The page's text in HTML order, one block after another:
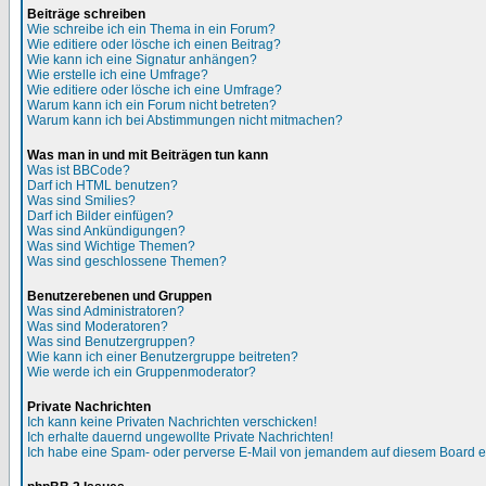
Beiträge schreiben
Wie schreibe ich ein Thema in ein Forum?
Wie editiere oder lösche ich einen Beitrag?
Wie kann ich eine Signatur anhängen?
Wie erstelle ich eine Umfrage?
Wie editiere oder lösche ich eine Umfrage?
Warum kann ich ein Forum nicht betreten?
Warum kann ich bei Abstimmungen nicht mitmachen?
Was man in und mit Beiträgen tun kann
Was ist BBCode?
Darf ich HTML benutzen?
Was sind Smilies?
Darf ich Bilder einfügen?
Was sind Ankündigungen?
Was sind Wichtige Themen?
Was sind geschlossene Themen?
Benutzerebenen und Gruppen
Was sind Administratoren?
Was sind Moderatoren?
Was sind Benutzergruppen?
Wie kann ich einer Benutzergruppe beitreten?
Wie werde ich ein Gruppenmoderator?
Private Nachrichten
Ich kann keine Privaten Nachrichten verschicken!
Ich erhalte dauernd ungewollte Private Nachrichten!
Ich habe eine Spam- oder perverse E-Mail von jemandem auf diesem Board